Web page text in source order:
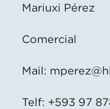
Mariuxi Pérez
Comercial
Mail:
Telf: +593 97